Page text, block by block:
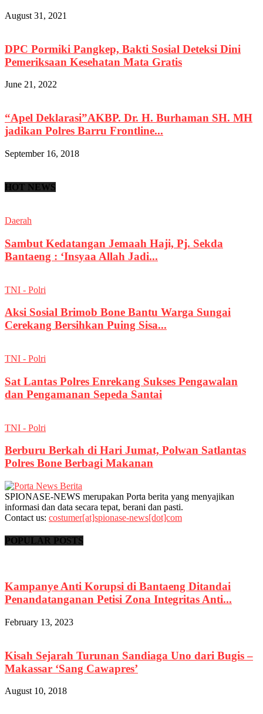
August 31, 2021
DPC Pormiki Pangkep, Bakti Sosial Deteksi Dini
Pemeriksaan Kesehatan Mata Gratis
June 21, 2022
“Apel Deklarasi”AKBP. Dr. H. Burhaman SH. MH
jadikan Polres Barru Frontline...
September 16, 2018
HOT NEWS
Daerah
Sambut Kedatangan Jemaah Haji, Pj. Sekda
Bantaeng : ‘Insyaa Allah Jadi...
TNI - Polri
Aksi Sosial Brimob Bone Bantu Warga Sungai
Cerekang Bersihkan Puing Sisa...
TNI - Polri
Sat Lantas Polres Enrekang Sukses Pengawalan
dan Pengamanan Sepeda Santai
TNI - Polri
Berburu Berkah di Hari Jumat, Polwan Satlantas
Polres Bone Berbagi Makanan
SPIONASE-NEWS merupakan Porta berita yang menyajikan
informasi dan data secara tepat, berani dan pasti.
Contact us: costumer[at]spionase-news[dot]com
POPULAR POSTS
Kampanye Anti Korupsi di Bantaeng Ditandai
Penandatanganan Petisi Zona Integritas Anti...
February 13, 2023
Kisah Sejarah Turunan Sandiaga Uno dari Bugis –
Makassar ‘Sang Cawapres’
August 10, 2018